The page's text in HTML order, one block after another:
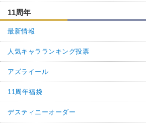
11周年
最新情報
人気キャラランキング投票
アズライール
11周年福袋
デスティニーオーダー